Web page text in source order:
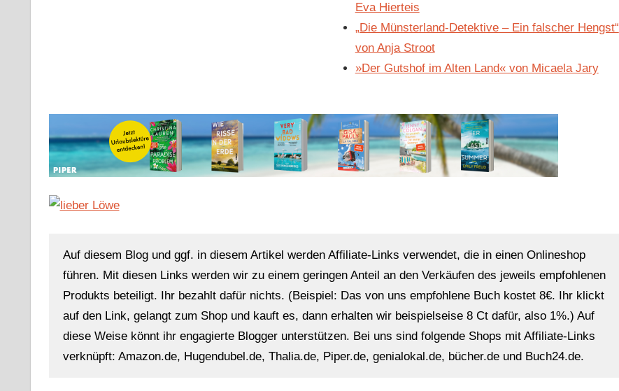
Eva Hierteis
„Die Münsterland-Detektive – Ein falscher Hengst“
von Anja Stroot
»Der Gutshof im Alten Land« von Micaela Jary
Auf diesem Blog und ggf. in diesem Artikel werden Affiliate-Links verwendet, die in einen Onlineshop
führen. Mit diesen Links werden wir zu einem geringen Anteil an den Verkäufen des jeweils empfohlenen
Produkts beteiligt. Ihr bezahlt dafür nichts. (Beispiel: Das von uns empfohlene Buch kostet 8€. Ihr klickt
auf den Link, gelangt zum Shop und kauft es, dann erhalten wir beispielseise 8 Ct dafür, also 1%.) Auf
diese Weise könnt ihr engagierte Blogger unterstützen. Bei uns sind folgende Shops mit Affiliate-Links
verknüpft: Amazon.de, Hugendubel.de, Thalia.de, Piper.de, genialokal.de, bücher.de und Buch24.de.